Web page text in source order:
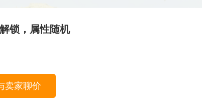
锁，属性随机
卖家聊价